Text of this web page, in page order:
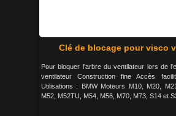
Clé de blocage pour visco
Pour bloquer l'arbre du ventilateur lors de
ventilateur Construction fine Accès
Utilisations : BMW Moteurs M10, M20,
M52, M52TU, M54, M56, M70, M73, S14 et